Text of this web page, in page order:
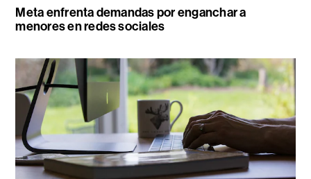
Meta enfrenta demandas por enganchar a
menores en redes sociales